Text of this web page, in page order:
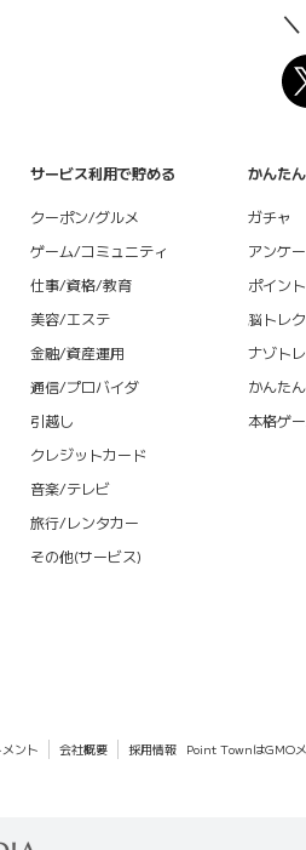
サービス利用で貯める
クーポン/グルメ
ゲーム/コミュニティ
仕事/資格/教育
美容/エステ
金融/資産運用
通信/プロバイダ
引越し
クレジットカード
音楽/テレビ
旅行/レンタカー
その他(サービス)
かんた
ガチャ
アンケ
ポイン
脳トレ
ナゾト
かんた
本格ゲ
ント 会社概要 採用情報 Point TownはGMO